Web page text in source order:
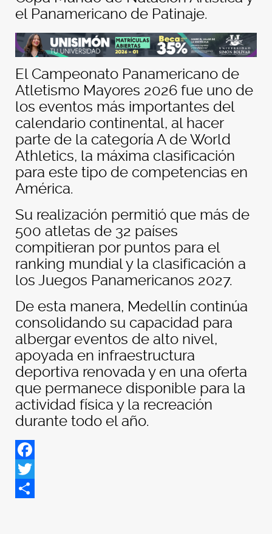
el Panamericano de Patinaje.
El Campeonato Panamericano de
Atletismo Mayores 2026 fue uno de
los eventos más importantes del
calendario continental, al hacer
parte de la categoría A de World
Athletics, la máxima clasificación
para este tipo de competencias en
América.
Su realización permitió que más de
500 atletas de 32 países
compitieran por puntos para el
ranking mundial y la clasificación a
los Juegos Panamericanos 2027.
De esta manera, Medellín continúa
consolidando su capacidad para
albergar eventos de alto nivel,
apoyada en infraestructura
deportiva renovada y en una oferta
que permanece disponible para la
actividad física y la recreación
durante todo el año.
Facebook
Twitter